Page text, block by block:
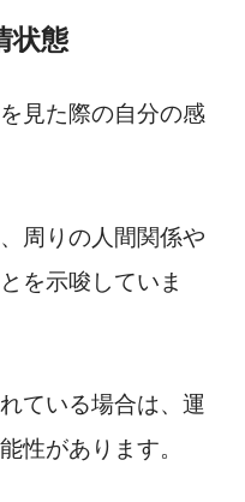
状態
見た際の自分の感
周りの人間関係や
を示唆していま
ている場合は、運
性があります。